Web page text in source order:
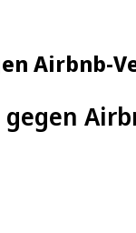
Airbnb-
gegen